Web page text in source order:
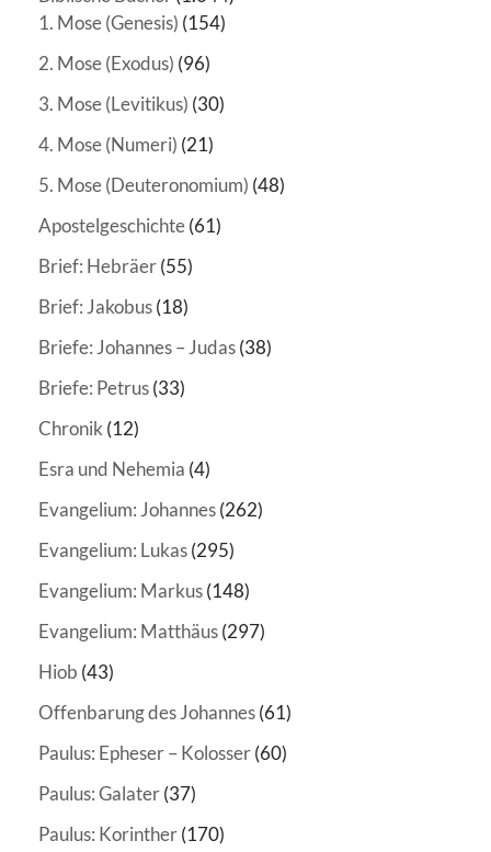
1. Mose (Genesis) (154)
2. Mose (Exodus) (96)
3. Mose (Levitikus) (30)
4. Mose (Numeri) (21)
5. Mose (Deuteronomium) (48)
Apostelgeschichte(61)
Brief: Hebräer(55)
Brief: Jakobus(18)
Briefe: Johannes – Judas(38)
Briefe: Petrus(33)
Chronik(12)
Esra und Nehemia (4)
Evangelium: Johannes(262)
Evangelium: Lukas(295)
Evangelium: Markus(148)
Evangelium: Matthäus(297)
Hiob (43)
Offenbarung des Johannes(61)
Paulus: Epheser – Kolosser(60)
Paulus: Galater(37)
Paulus: Korinther(170)